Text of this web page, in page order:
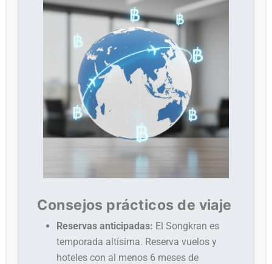
Consejos prácticos de viaje
Reservas anticipadas: El Songkran es
temporada altísima. Reserva vuelos y
hoteles con al menos 6 meses de